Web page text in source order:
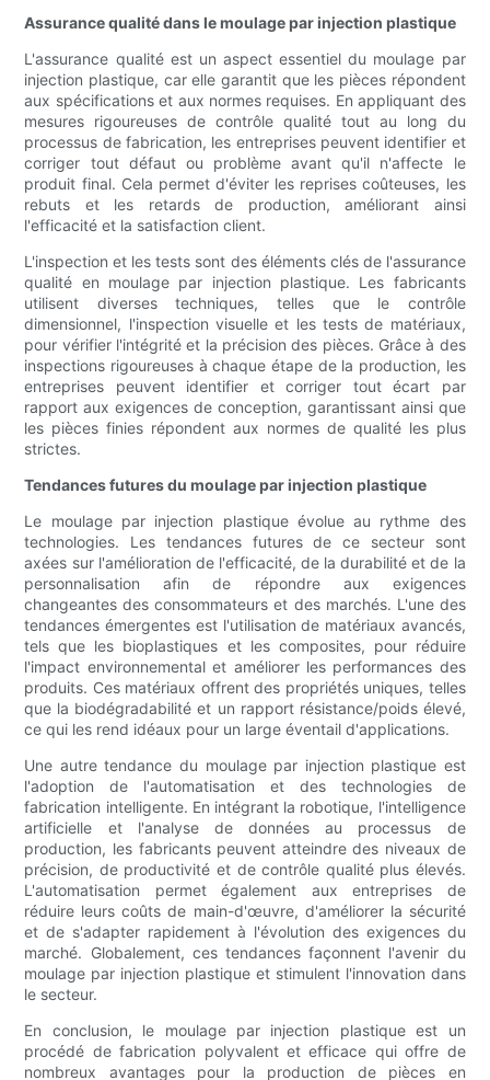
Assurance qualité dans le moulage par injection plastique
L'assurance qualité est un aspect essentiel du moulage par
injection plastique, car elle garantit que les pièces répondent
aux spécifications et aux normes requises. En appliquant des
mesures rigoureuses de contrôle qualité tout au long du
processus de fabrication, les entreprises peuvent identifier et
corriger tout défaut ou problème avant qu'il n'affecte le
produit final. Cela permet d'éviter les reprises coûteuses, les
rebuts et les retards de production, améliorant ainsi
l'efficacité et la satisfaction client.
L'inspection et les tests sont des éléments clés de l'assurance
qualité en moulage par injection plastique. Les fabricants
utilisent diverses techniques, telles que le contrôle
dimensionnel, l'inspection visuelle et les tests de matériaux,
pour vérifier l'intégrité et la précision des pièces. Grâce à des
inspections rigoureuses à chaque étape de la production, les
entreprises peuvent identifier et corriger tout écart par
rapport aux exigences de conception, garantissant ainsi que
les pièces finies répondent aux normes de qualité les plus
strictes.
Tendances futures du moulage par injection plastique
Le moulage par injection plastique évolue au rythme des
technologies. Les tendances futures de ce secteur sont
axées sur l'amélioration de l'efficacité, de la durabilité et de la
personnalisation afin de répondre aux exigences
changeantes des consommateurs et des marchés. L'une des
tendances émergentes est l'utilisation de matériaux avancés,
tels que les bioplastiques et les composites, pour réduire
l'impact environnemental et améliorer les performances des
produits. Ces matériaux offrent des propriétés uniques, telles
que la biodégradabilité et un rapport résistance/poids élevé,
ce qui les rend idéaux pour un large éventail d'applications.
Une autre tendance du moulage par injection plastique est
l'adoption de l'automatisation et des technologies de
fabrication intelligente. En intégrant la robotique, l'intelligence
artificielle et l'analyse de données au processus de
production, les fabricants peuvent atteindre des niveaux de
précision, de productivité et de contrôle qualité plus élevés.
L'automatisation permet également aux entreprises de
réduire leurs coûts de main-d'œuvre, d'améliorer la sécurité
et de s'adapter rapidement à l'évolution des exigences du
marché. Globalement, ces tendances façonnent l'avenir du
moulage par injection plastique et stimulent l'innovation dans
le secteur.
En conclusion, le moulage par injection plastique est un
procédé de fabrication polyvalent et efficace qui offre de
nombreux avantages pour la production de pièces en